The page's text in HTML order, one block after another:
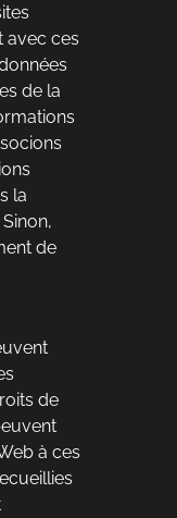
avec ces
de la
la
de
de
à ces